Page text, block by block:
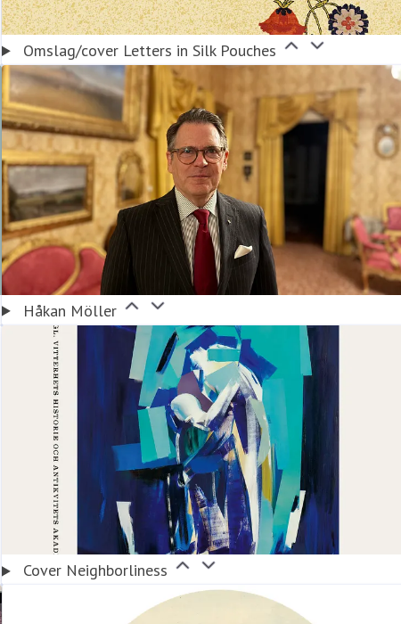
Omslag/cover Letters in Silk Pouches
Håkan Möller
Cover Neighborliness